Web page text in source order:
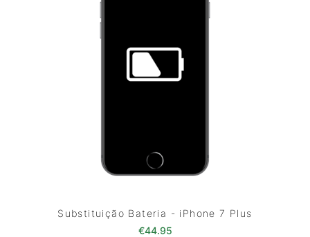
Substituição Bateria - iPhone 7 Plus
€44.95